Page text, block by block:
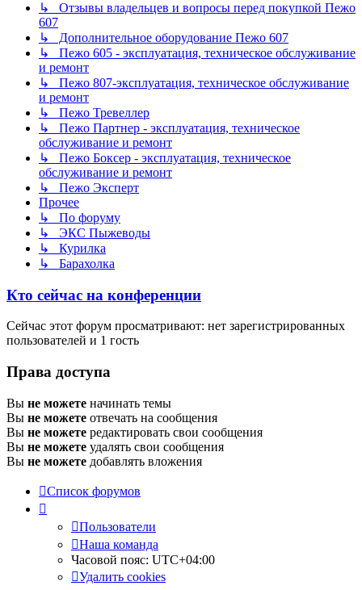
↳ Отзывы владельцев и вопросы перед покупкой Пежо
607
↳ Дополнительное оборудование Пежо 607
↳ Пежо 605 - эксплуатация, техническое обслуживание
и ремонт
↳ Пежо 807-эксплуатация, техническое обслуживание
и ремонт
↳ Пежо Тревеллер
↳ Пежо Партнер - эксплуатация, техническое
обслуживание и ремонт
↳ Пежо Боксер - эксплуатация, техническое
обслуживание и ремонт
↳ Пежо Эксперт
Прочее
↳ По форуму
↳ ЭКС Пыжеводы
↳ Курилка
↳ Барахолка
Кто сейчас на конференции
Сейчас этот форум просматривают: нет зарегистрированных
пользователей и 1 гость
Права доступа
Вы не можете начинать темы
Вы не можете отвечать на сообщения
Вы не можете редактировать свои сообщения
Вы не можете удалять свои сообщения
Вы не можете добавлять вложения
Список форумов
Пользователи
Наша команда
Часовой пояс: UTC+04:00
Удалить cookies